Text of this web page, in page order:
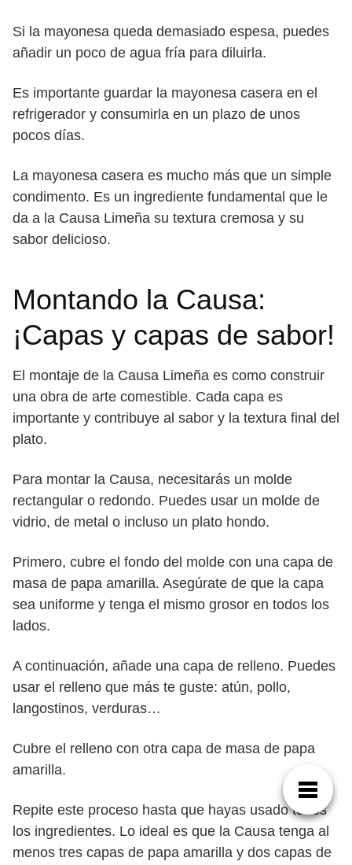
Si la mayonesa queda demasiado espesa, puedes
añadir un poco de agua fría para diluirla.
Es importante guardar la mayonesa casera en el
refrigerador y consumirla en un plazo de unos
pocos días.
La mayonesa casera es mucho más que un simple
condimento. Es un ingrediente fundamental que le
da a la Causa Limeña su textura cremosa y su
sabor delicioso.
Montando la Causa:
¡Capas y capas de sabor!
El montaje de la Causa Limeña es como construir
una obra de arte comestible. Cada capa es
importante y contribuye al sabor y la textura final del
plato.
Para montar la Causa, necesitarás un molde
rectangular o redondo. Puedes usar un molde de
vidrio, de metal o incluso un plato hondo.
Primero, cubre el fondo del molde con una capa de
masa de papa amarilla. Asegúrate de que la capa
sea uniforme y tenga el mismo grosor en todos los
lados.
A continuación, añade una capa de relleno. Puedes
usar el relleno que más te guste: atún, pollo,
langostinos, verduras…
Cubre el relleno con otra capa de masa de papa
amarilla.
Repite este proceso hasta que hayas usado todos
los ingredientes. Lo ideal es que la Causa tenga al
menos tres capas de papa amarilla y dos capas de